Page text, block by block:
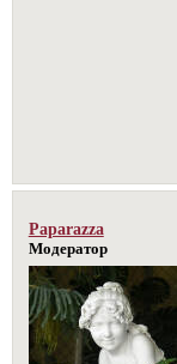
Paparazza
Модератор